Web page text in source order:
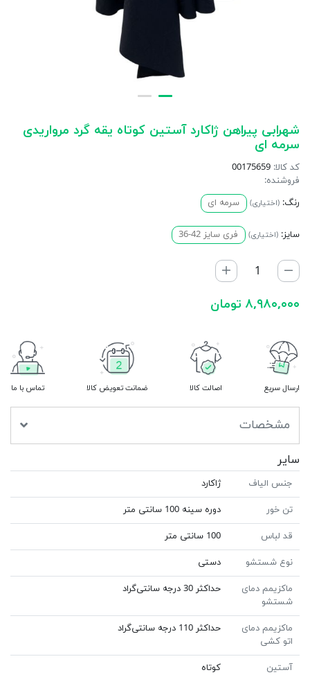
شهرابی پیراهن ژاکارد آستین کوتاه یقه گرد مرواریدی
سرمه ای
کد کالا: 00175659
فروشنده:
رنگ: (اختیاری) سرمه ای
سایز: (اختیاری) فری سایز 42-36
۸,۹۸۰,۰۰۰ تومان
ارسال سریع اصالت کالا ضمانت تعویض کالا تماس با ما
مشخصات
سایر
جنس الیاف ژاکارد
تن خور دوره سینه 100 سانتی متر
قد لباس 100 سانتی متر
نوع شستشو دستی
ماکزیمم دمای
شستشو
حداکثر 30 درجه سانتی‌گراد
ماکزیمم دمای
اتو کشی
حداکثر 110 درجه سانتی‌گراد
آستین کوتاه